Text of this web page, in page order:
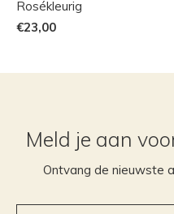
Rosékleurig
€23,00
Meld je aan
Ontvang de nieuwste